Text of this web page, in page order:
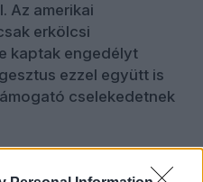
Az amerikai
erkölcsi
kaptak engedélyt
ezzel együtt is
cselekedetnek
hangsúlyozni, hogy a
álló, Washingtonból